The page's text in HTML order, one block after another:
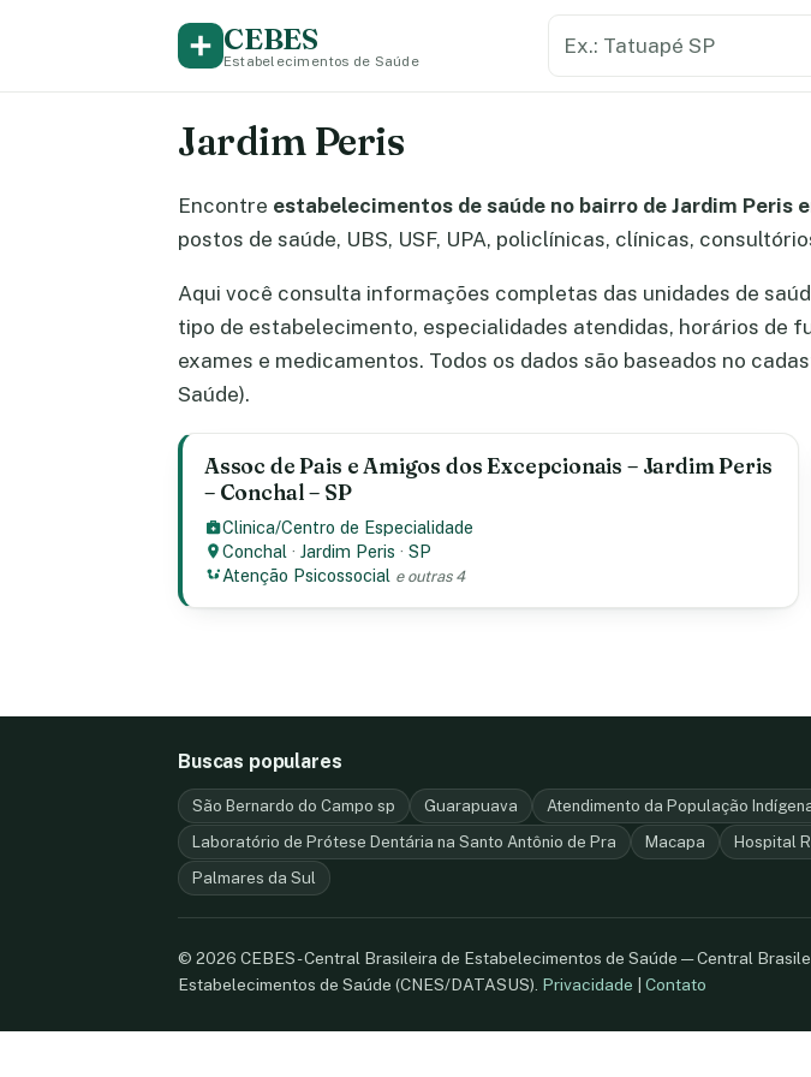
CEBES
Estabelecimentos de Saúde
Jardim Peris
Encontre estabelecimentos de saúde no bairro de Jardim Peris
postos de saúde, UBS, USF, UPA, policlínicas, clínicas,
Aqui você consulta informações completas das unidades de
tipo de estabelecimento, especialidades atendidas, horários de
exames e medicamentos. Todos os dados são baseados no
Saúde).
Assoc de Pais e Amigos dos Excepcionais – Jardim Peris
– Conchal – SP
Clinica/Centro de Especialidade
Conchal ·Jardim Peris ·SP
Atenção Psicossocial e outras 4
Buscas populares
São Bernardo do Campo sp Guarapuava Atendimento da População
Laboratório de Prótese Dentária na Santo Antônio de Pra
Macapa Hospital
Palmares da Sul
© 2026 CEBES - Central Brasileira de Estabelecimentos de Saúde — Central
Estabelecimentos de Saúde (CNES/DATASUS). Privacidade Contato